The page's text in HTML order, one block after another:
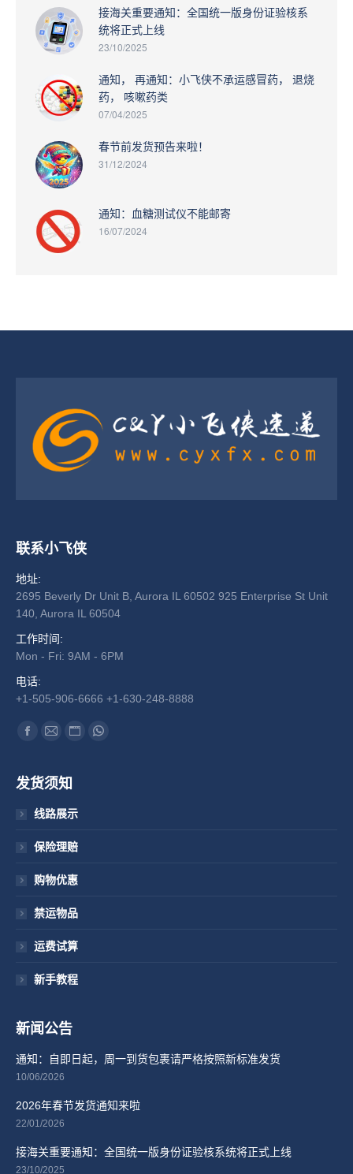
接海关重要通知：全国统一版身份证验核系
统将正式上线
23/10/2025
通知， 再通知：小飞侠不承运感冒药， 退烧
药， 咳嗽药类
07/04/2025
春节前发货预告来啦！
31/12/2024
通知：血糖测试仪不能邮寄
16/07/2024
联系小飞侠
地址:
2695 Beverly Dr Unit B, Aurora IL 60502 925 Enterprise St Unit
140, Aurora IL 60504
工作时间:
Mon - Fri: 9AM - 6PM
电话:
+1-505-906-6666 +1-630-248-8888
找到我们：
发货须知
线路展示
保险理赔
购物优惠
禁运物品
运费试算
新手教程
新闻公告
通知：自即日起，周一到货包裹请严格按照新标准发货
10/06/2026
2026年春节发货通知来啦
22/01/2026
接海关重要通知：全国统一版身份证验核系统将正式上线
23/10/2025